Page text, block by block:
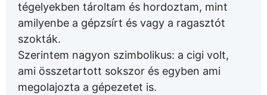
tégelyekben tároltam és hordoztam, mint
amilyenbe a gépzsírt és vagy a ragasztót
szokták.
Szerintem nagyon szimbolikus: a cigi volt,
ami összetartott sokszor és egyben ami
megolajozta a gépezetet is.